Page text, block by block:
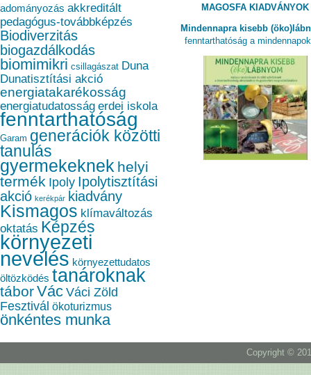
adományozás akkreditált
pedagógus-továbbképzés
Biodiverzitás
biogazdálkodás
biomimikri csillagászat Duna
Dunatisztítási akció
energiatakarékosság
energiatudatosság erdei iskola
fenntarthatóság
Garam generációk közötti
tanulás
gyermekeknek helyi
termék Ipoly Ipolytisztítási
akció kerékpár kiadvány
Kismagos klímaváltozás
oktatás Képzés
környezeti
nevelés környezettudatos
öltözködés tanároknak
táborVác Váci Zöld
Fesztivál ökoturizmus
önkéntes munka
MAGOSFA KIADVÁNYOK
Mindennapra kisebb
fenntarthatóság a
Copyright ©